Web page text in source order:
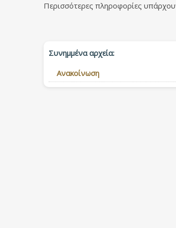
Περισσότερες πληροφορίες
Συνημμένα αρχεία:
Ανακοίνωση